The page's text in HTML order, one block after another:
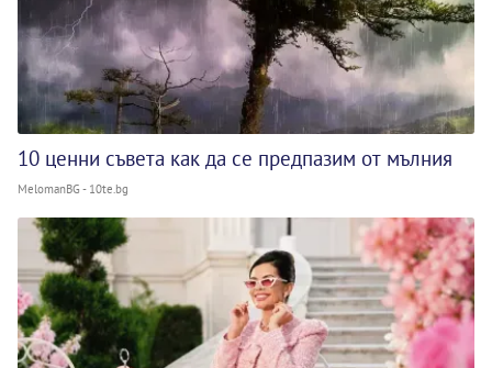
10 ценни съвета как да се предпазим от мълния
MelomanBG - 10te.bg